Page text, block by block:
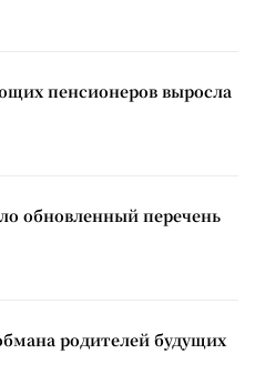
пенсионеров выросла
обновленный перечень
родителей будущих